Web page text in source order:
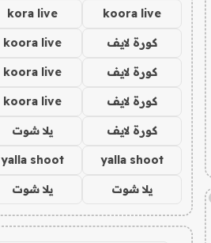
koora live
kora live
كورة لايف koora live
كورة لايف koora live
كورة لايف koora live
كورة لايف يلا شوت
yalla shoot
yalla shoot
يلا شوت يلا شوت